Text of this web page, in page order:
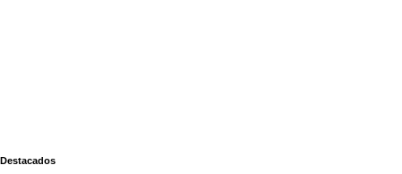
Destacados